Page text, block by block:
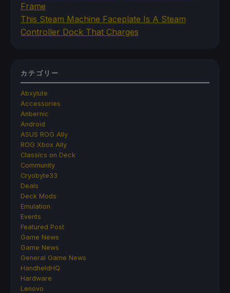
Frame
This Steam Machine Faceplate Is A Steam
Controller Dock That Charges
カテゴリー
Abxylute
Accessories
Anbernic
Android
ASUS ROG Ally
ROG Xbox Ally
Classics on Deck
Community
Cryobyte33
Deals
Deck Mods
Emulation
Events
Featured Post
Game News
Game News
General Game News
HandheldHQ
Hardware
Lenovo